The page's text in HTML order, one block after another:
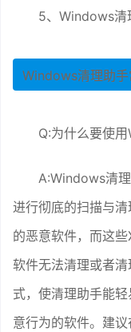
5、Windows清
Windows清理助
Q:为什么要使
A:Windows清
进行彻底的扫描与
的恶意软件，而这
软件无法清理或者
式，使清理助手能
意行为的软件。建